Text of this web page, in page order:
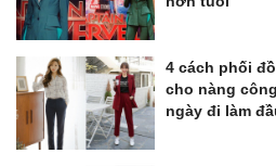
4 cách phối
cho nàng
ngày đi làm